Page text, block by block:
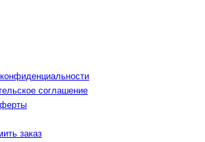
соглашение
заказ